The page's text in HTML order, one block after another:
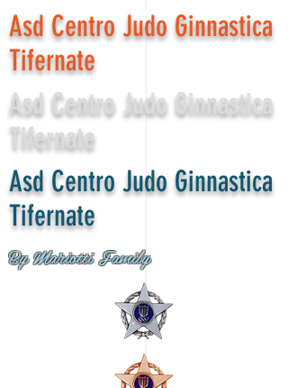
Asd Centro Judo Ginnastica
Tifernate
Asd Centro Judo Ginnastica
Tifernate
Asd Centro Judo Ginnastica
Tifernate
By Mariotti Family